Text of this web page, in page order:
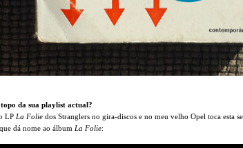
da sua playlist actual?
LP La Folie dos Stranglers no gira-discos e no meu velho Opel toca esta
dá nome ao álbum La Folie: